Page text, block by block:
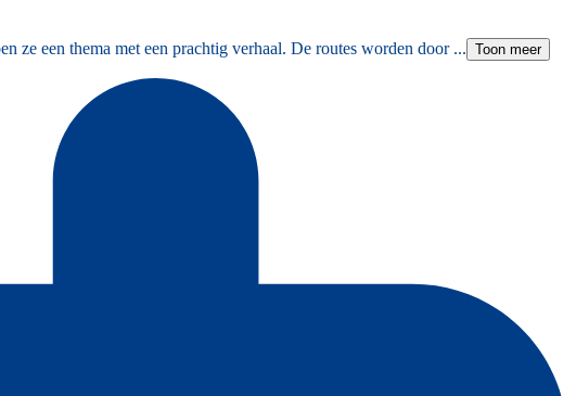
ze een thema met een prachtig verhaal. De routes worden door ... Toon meer